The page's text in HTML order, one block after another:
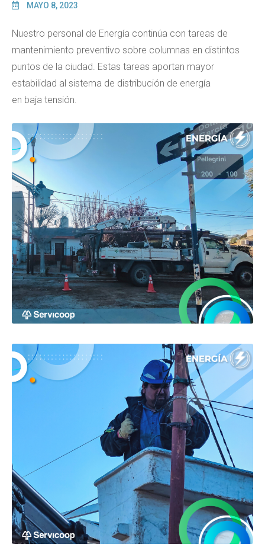
MAYO 8, 2023
Nuestro personal de Energía continúa con tareas de
mantenimiento preventivo sobre columnas en distintos
puntos de la ciudad. Estas tareas aportan mayor
estabilidad al sistema de distribución de energía
en baja tensión.